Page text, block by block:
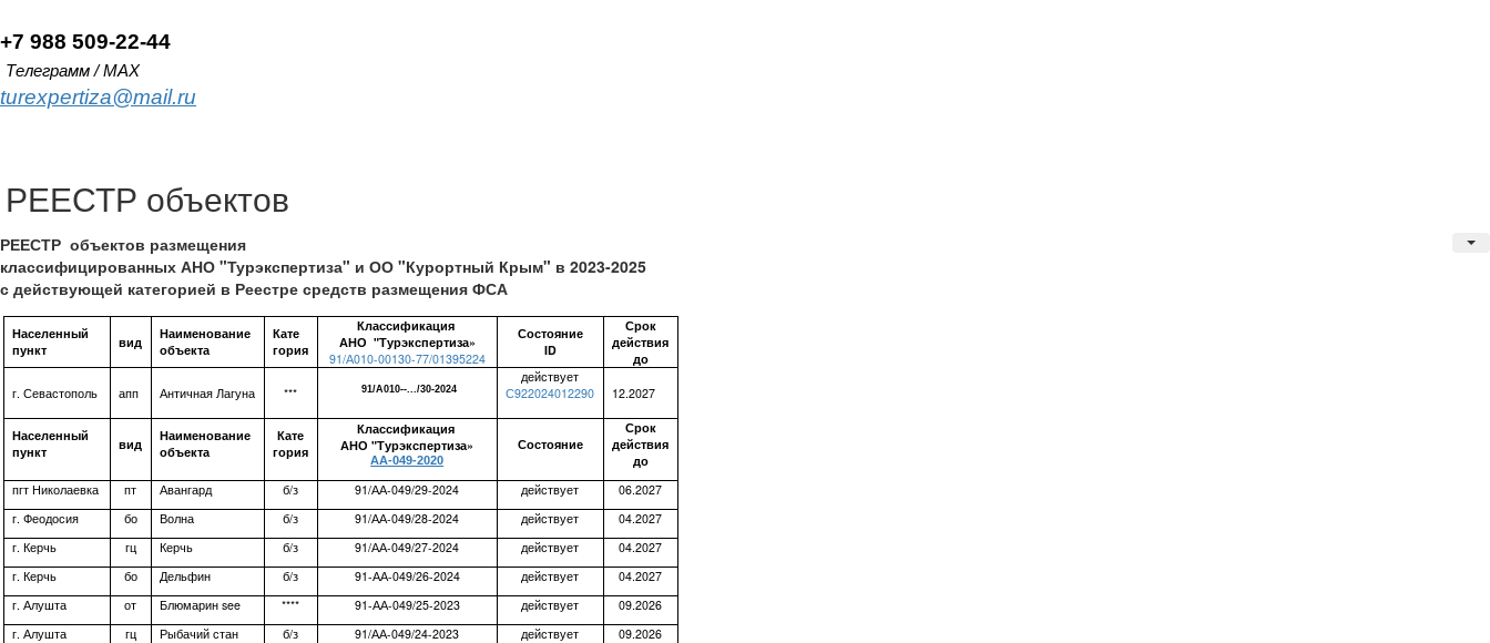
+7 988 509-22-44
Телеграмм / MAX
turexpertiza@mail.ru
РЕЕСТР объектов
РЕЕСТР объектов размещения
классифицированных АНО "Турэкспертиза" и ОО "Курортный Крым" в 2023-2025
с действующей категорией в Реестре средств размещения ФСА
Населенный
пункт
вид
Наименование
объекта
Кате
гория
Классификация
АНО "Турэкспертиза»
91/А010-00130-77/01395224
Состояние
ID
Срок
действия
до
г. Севастополь апп Античная Лагуна *** 91/А010--.../30-2024
действует
С922024012290
12.2027
Населенный
пункт
вид
Наименование
объекта
Кате
гория
Классификация
АНО "Турэкспертиза»
АА-049-2020
Состояние
Срок
действия
до
пгт Николаевка
пт Авангард б/з 91/АА-049/29-2024 действует
06.2027
г. Феодосия
бо Волна б/з 91/АА-049/28-2024 действует
04.2027
г. Керчь
гц Керчь б/з 91/АА-049/27-2024 действует
04.2027
г. Керчь
бо Дельфин б/з 91-АА-049/26-2024 действует
04.2027
г. Алушта
от Блюмарин see **** 91-АА-049/25-2023 действует
09.2026
г. Алушта
гц Рыбачий стан б/з 91/АА-049/24-2023 действует
09.2026